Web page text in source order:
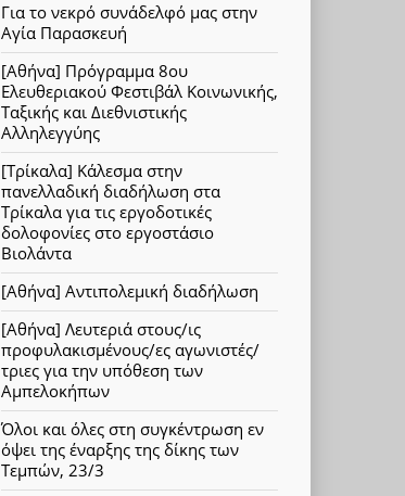
Για το νεκρό συνάδελφό μας στην
Αγία Παρασκευή
[Αθήνα] Πρόγραμμα 8ου
Ελευθεριακού Φεστιβάλ Κοινωνικής,
Ταξικής και Διεθνιστικής
Αλληλεγγύης
[Τρίκαλα] Κάλεσμα στην
πανελλαδική διαδήλωση στα
Τρίκαλα για τις εργοδοτικές
δολοφονίες στο εργοστάσιο
Βιολάντα
[Αθήνα] Αντιπολεμική διαδήλωση
[Αθήνα] Λευτεριά στους/ις
προφυλακισμένους/ες αγωνιστές/
τριες για την υπόθεση των
Αμπελοκήπων
Όλοι και όλες στη συγκέντρωση εν
όψει της έναρξης της δίκης των
Τεμπών, 23/3